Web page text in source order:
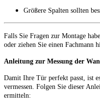
Größere Spalten sollten
Falls Sie Fragen zur Montage
oder ziehen Sie einen Fachmann
Anleitung zur Messung der
Damit Ihre Tür perfekt passt, ist
vermessen. Folgen Sie dieser
ermitteln: